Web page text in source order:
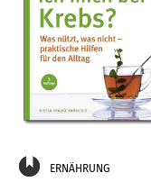
ERNÄHRUNG